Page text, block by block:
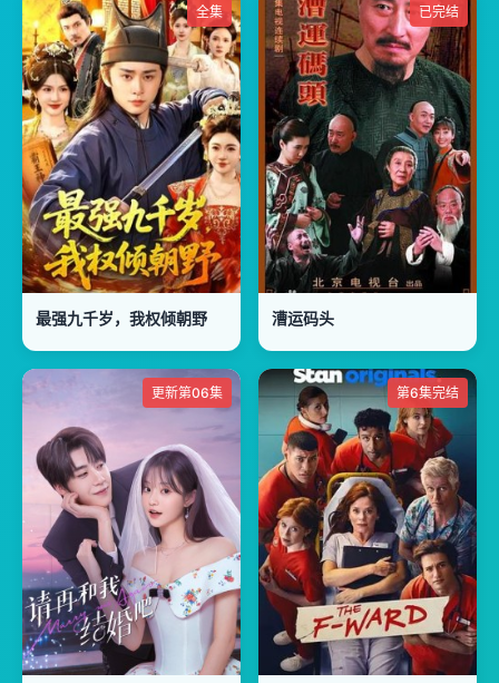
全集
最强九千岁，我权倾朝野
已完结
漕运码头
更新第06集 第6集完结